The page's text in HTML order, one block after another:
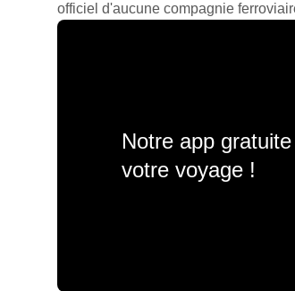
officiel d'aucune compagnie
Notre app
votre voyage !